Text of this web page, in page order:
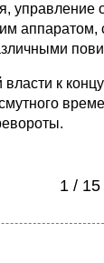
управление
аппаратом,
власти к
1 / 15